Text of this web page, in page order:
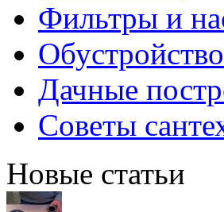
Фильтры и
Дачные
Советы
Новые статьи